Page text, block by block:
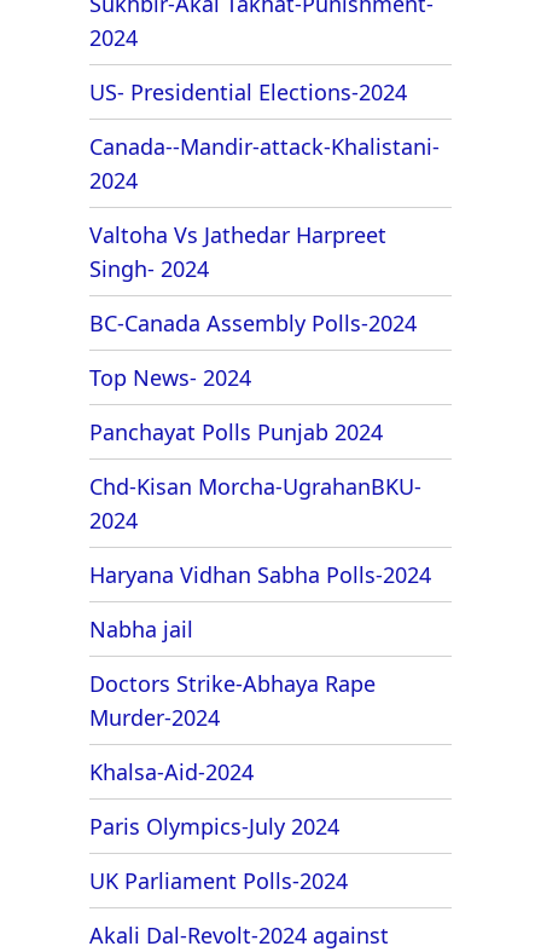
2024
US- Presidential Elections-2024
Canada--Mandir-attack-Khalistani-
2024
Valtoha Vs Jathedar Harpreet
Singh- 2024
BC-Canada Assembly Polls-2024
Top News- 2024
Panchayat Polls Punjab 2024
Chd-Kisan Morcha-UgrahanBKU-
2024
Haryana Vidhan Sabha Polls-2024
Nabha jail
Doctors Strike-Abhaya Rape
Murder-2024
Khalsa-Aid-2024
Paris Olympics-July 2024
UK Parliament Polls-2024
Akali Dal-Revolt-2024 against